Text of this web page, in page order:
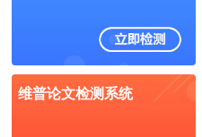
维普论文检测系统